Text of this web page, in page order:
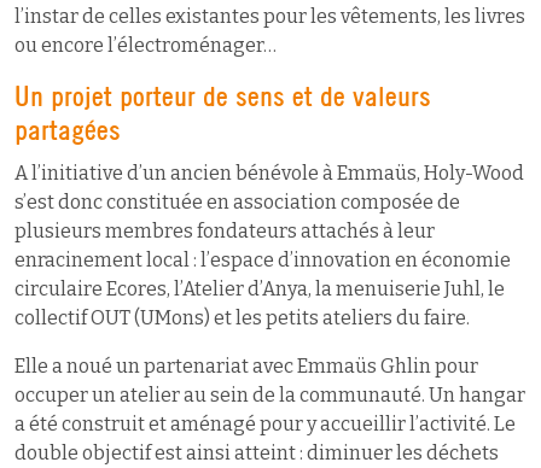
l’instar de celles existantes pour les vêtements, les livres
ou encore l’électroménager…
Un projet porteur de sens et de valeurs
partagées
A l’initiative d’un ancien bénévole à Emmaüs, Holy-Wood
s’est donc constituée en association composée de
plusieurs membres fondateurs attachés à leur
enracinement local : l’espace d’innovation en économie
circulaire Ecores, l’Atelier d’Anya, la menuiserie Juhl, le
collectif OUT (UMons) et les petits ateliers du faire.
Elle a noué un partenariat avec Emmaüs Ghlin pour
occuper un atelier au sein de la communauté. Un hangar
a été construit et aménagé pour y accueillir l’activité. Le
double objectif est ainsi atteint : diminuer les déchets